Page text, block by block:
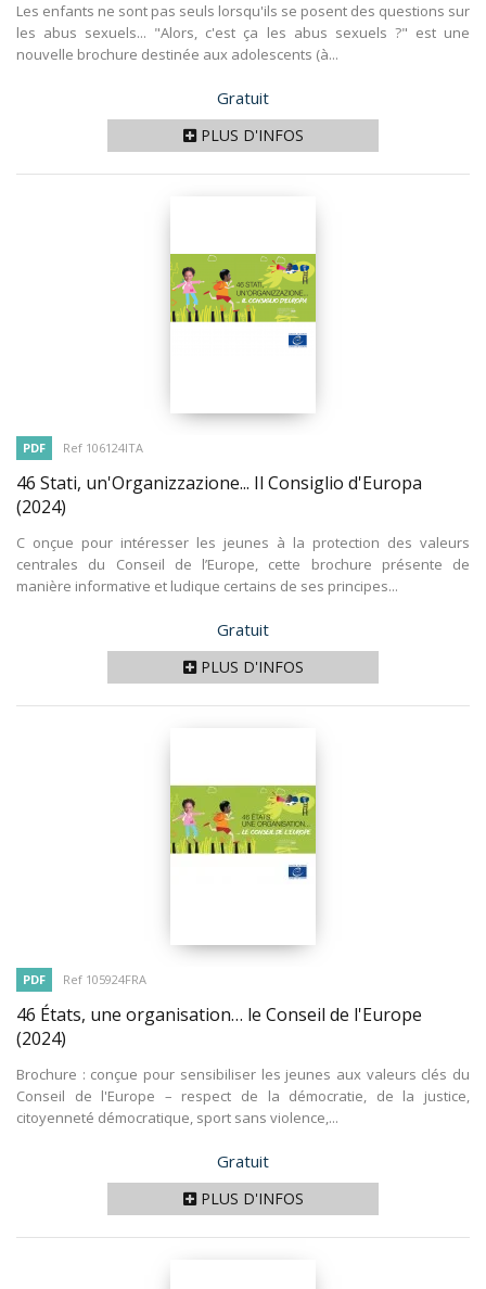
Les enfants ne sont pas seuls lorsqu'ils se posent des questions sur
les abus sexuels... "Alors, c'est ça les abus sexuels ?" est une
nouvelle brochure destinée aux adolescents (à...
Prix
Gratuit
PLUS D'INFOS
PDF Ref 106124ITA
46 Stati, un'Organizzazione... Il Consiglio d'Europa
(2024)
C onçue pour intéresser les jeunes à la protection des valeurs
centrales du Conseil de l’Europe, cette brochure présente de
manière informative et ludique certains de ses principes...
Prix
Gratuit
PLUS D'INFOS
PDF Ref 105924FRA
46 États, une organisation… le Conseil de l'Europe
(2024)
Brochure : conçue pour sensibiliser les jeunes aux valeurs clés du
Conseil de l'Europe – respect de la démocratie, de la justice,
citoyenneté démocratique, sport sans violence,...
Prix
Gratuit
PLUS D'INFOS